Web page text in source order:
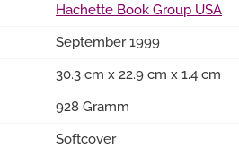
Hachette Book Group USA
September 1999
30.3 cm x 22.9 cm x 1.4 cm
928 Gramm
Softcover